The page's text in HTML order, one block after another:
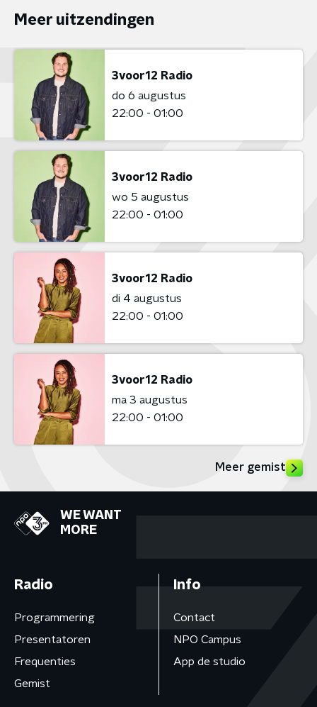
Meer uitzendingen
3voor12 Radio
do 6 augustus
22:00 - 01:00
3voor12 Radio
wo 5 augustus
22:00 - 01:00
3voor12 Radio
di 4 augustus
22:00 - 01:00
3voor12 Radio
ma 3 augustus
22:00 - 01:00
Meer gemist
WE WANT
MORE
Radio
Programmering
Presentatoren
Frequenties
Gemist
Info
Contact
NPO Campus
App de studio